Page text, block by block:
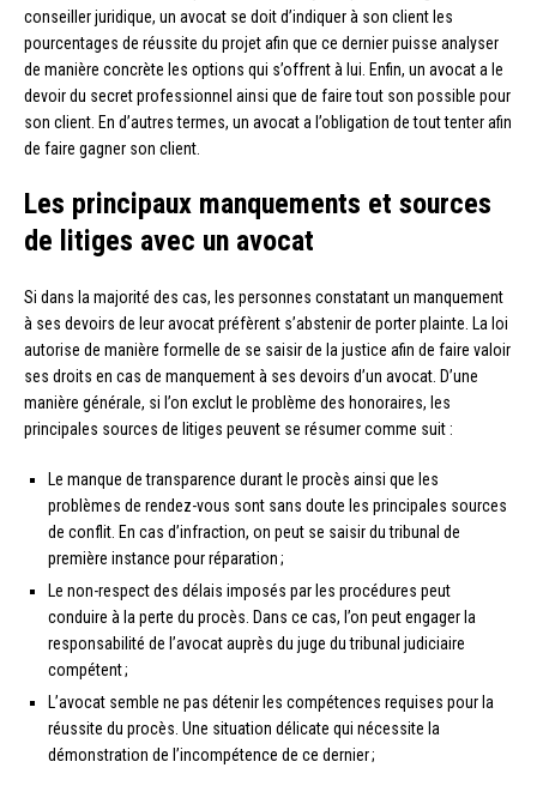
conseiller juridique, un avocat se doit d’indiquer à son client les
pourcentages de réussite du projet afin que ce dernier puisse analyser
de manière concrète les options qui s’offrent à lui. Enfin, un avocat a le
devoir du secret professionnel ainsi que de faire tout son possible pour
son client. En d’autres termes, un avocat a l’obligation de tout tenter afin
de faire gagner son client.
Les principaux manquements et sources
de litiges avec un avocat
Si dans la majorité des cas, les personnes constatant un manquement
à ses devoirs de leur avocat préfèrent s’abstenir de porter plainte. La loi
autorise de manière formelle de se saisir de la justice afin de faire valoir
ses droits en cas de manquement à ses devoirs d’un avocat. D’une
manière générale, si l’on exclut le problème des honoraires, les
principales sources de litiges peuvent se résumer comme suit :
Le manque de transparence durant le procès ainsi que les
problèmes de rendez-vous sont sans doute les principales sources
de conflit. En cas d’infraction, on peut se saisir du tribunal de
première instance pour réparation ;
Le non-respect des délais imposés par les procédures peut
conduire à la perte du procès. Dans ce cas, l’on peut engager la
responsabilité de l’avocat auprès du juge du tribunal judiciaire
compétent ;
L’avocat semble ne pas détenir les compétences requises pour la
réussite du procès. Une situation délicate qui nécessite la
démonstration de l’incompétence de ce dernier ;